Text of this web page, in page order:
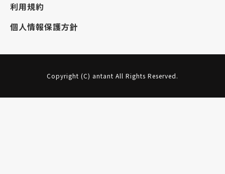
利用規約
個人情報保護方針
Copyright (C) antant All Rights Reserved.